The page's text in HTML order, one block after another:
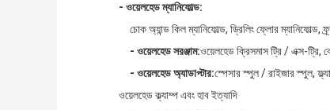
- ওয়েলহেড ম্যানিফোল্ড:
চোক অ্যান্ড কিল ম্যানিফোল্ড, ড্রিলিং ফ্লোর ম্যানিফোল্ড,
- ওয়েলহেড সরঞ্জাম:ওয়েলহেড ক্রিসমাস ট্রি / এক্স-ট্রি,
- ওয়েলহেড অ্যাডাপ্টার:স্পেসার স্পুল / রাইজার স্পুল,
ওয়েলহেড ক্ল্যাম্প এবং হাব ইত্যাদি